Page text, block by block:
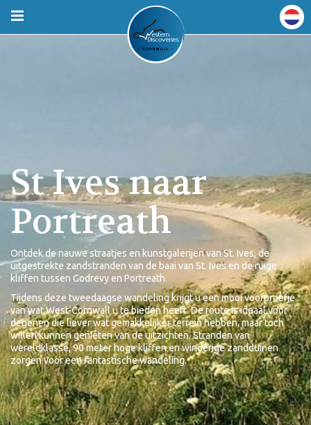
St Ives naar
Portreath
Ontdek de nauwe straatjes en kunstgalerijen van St. Ives, de
uitgestrekte zandstranden van de baai van St. Ives en de ruige
kliffen tussen Godrevy en Portreath.
Tijdens deze tweedaagse wandeling krijgt u een mooi voorproefje
van wat West-Cornwall u te bieden heeft. De route is ideaal voor
degenen die liever wat gemakkelijker terrein hebben, maar toch
willen kunnen genieten van de uitzichten. Stranden van
wereldklasse, 90 meter hoge kliffen en winderige zandduinen
zorgen voor een fantastische wandeling.